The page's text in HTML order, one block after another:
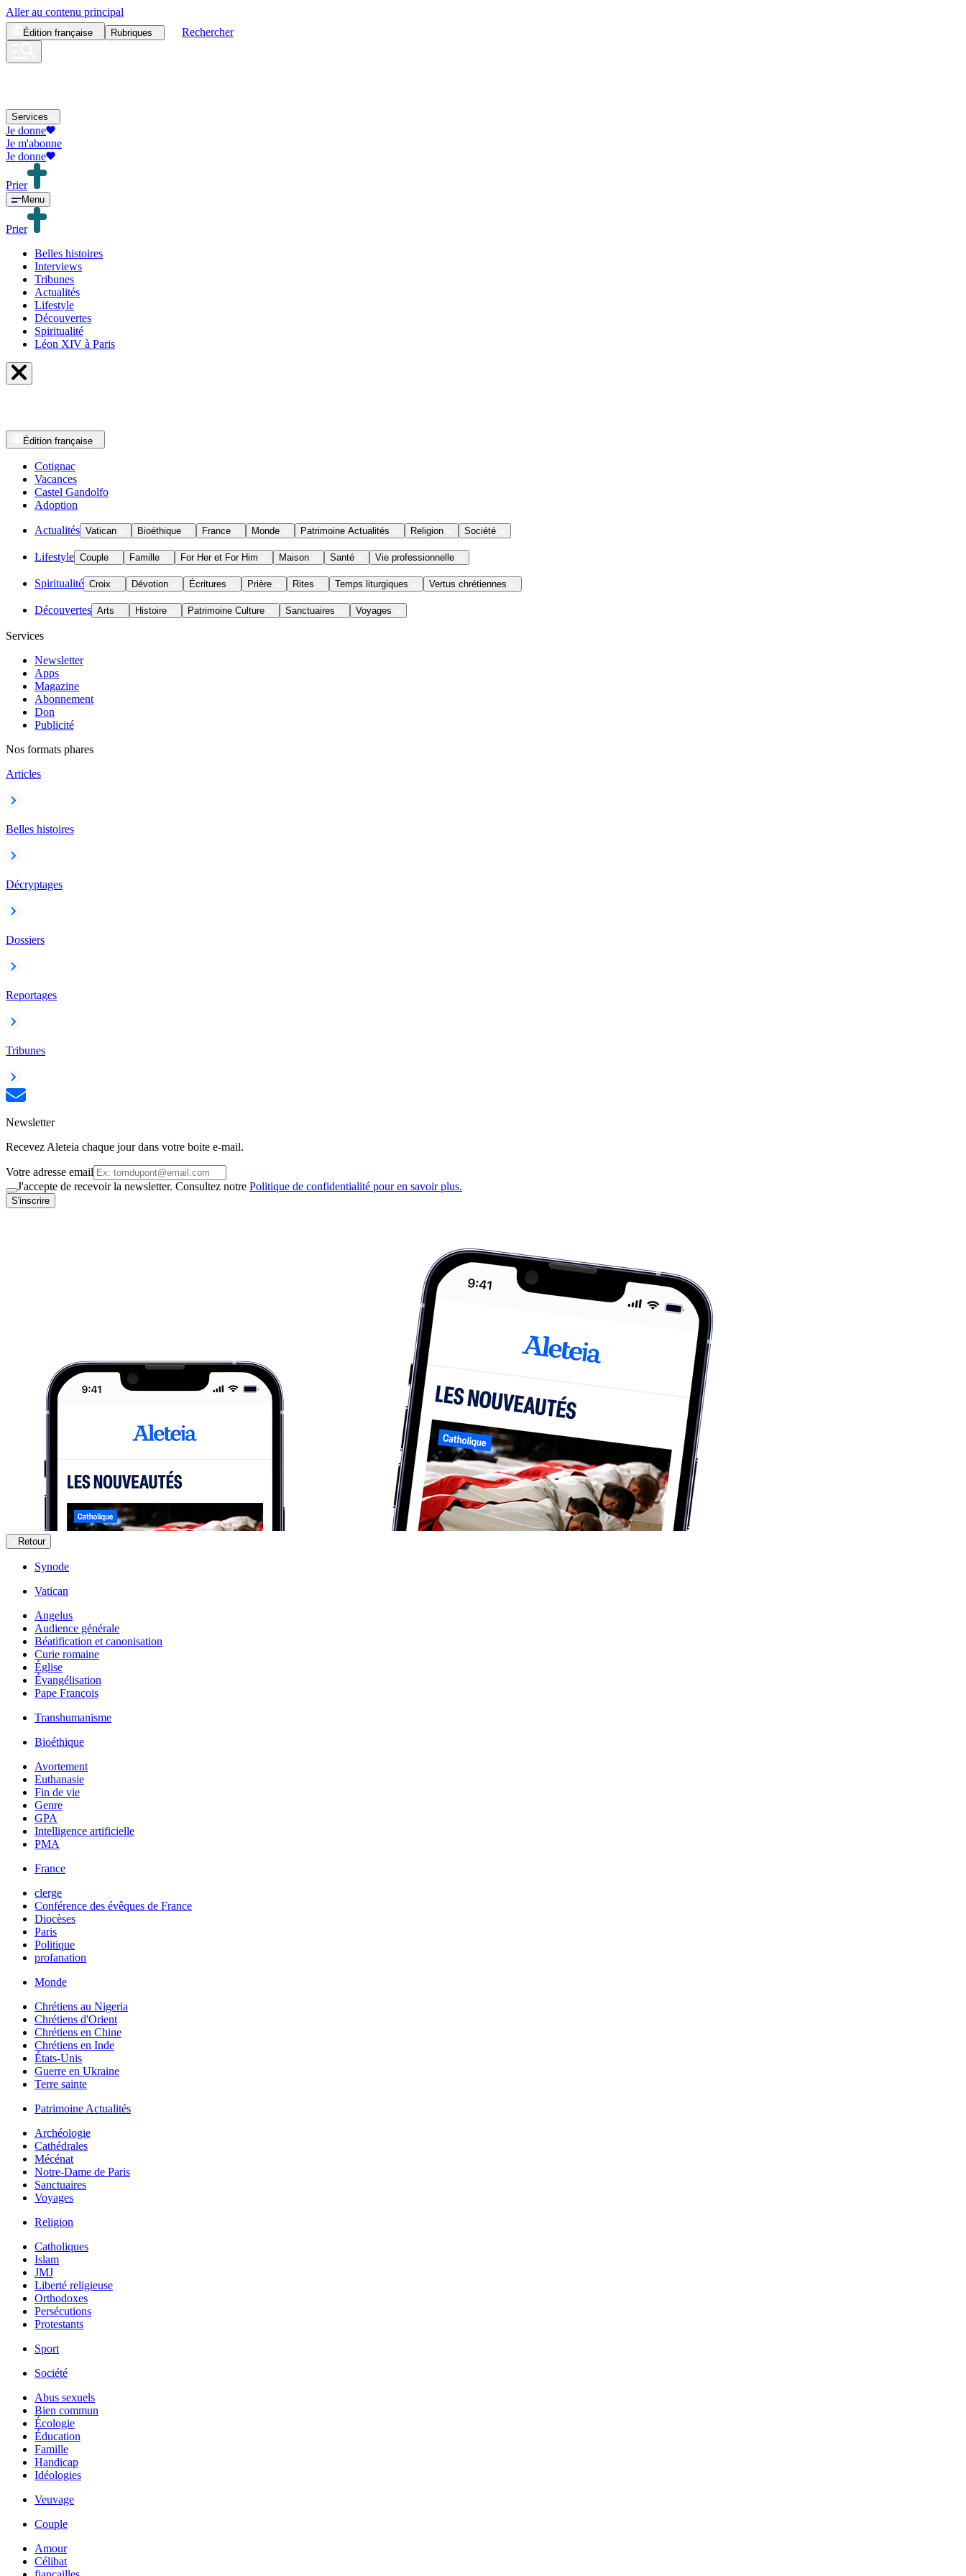
Aller au contenu principal
Édition française Rubriques Rechercher
Services
Je donne
Je m'abonne
Je donne
Prier
Menu
Prier
Belles histoires
Interviews
Tribunes
Actualités
Lifestyle
Découvertes
Spiritualité
Léon XIV à Paris
Édition française
Cotignac
Vacances
Castel Gandolfo
Adoption
Actualités Vatican Bioéthique France Monde Patrimoine Actualités Religion Société
Lifestyle Couple Famille For Her et For Him Maison Santé Vie professionnelle
Spiritualité Croix Dévotion Écritures Prière Rites Temps liturgiques Vertus chrétiennes
Découvertes Arts Histoire Patrimoine Culture Sanctuaires Voyages
Services
Newsletter
Apps
Magazine
Abonnement
Don
Publicité
Nos formats phares
Articles
Belles histoires
Décryptages
Dossiers
Reportages
Tribunes
Newsletter
Recevez Aleteia chaque jour dans votre boite e-mail.
Votre adresse email
J'accepte de recevoir la newsletter. Consultez notre Politique de confidentialité pour en savoir plus.
S'inscrire
Retour
Synode
Vatican
Angelus
Audience générale
Béatification et canonisation
Curie romaine
Église
Évangélisation
Pape François
Transhumanisme
Bioéthique
Avortement
Euthanasie
Fin de vie
Genre
GPA
Intelligence artificielle
PMA
France
clerge
Conférence des évêques de France
Diocèses
Paris
Politique
profanation
Monde
Chrétiens au Nigeria
Chrétiens d'Orient
Chrétiens en Chine
Chrétiens en Inde
États-Unis
Guerre en Ukraine
Terre sainte
Patrimoine Actualités
Archéologie
Cathédrales
Mécénat
Notre-Dame de Paris
Sanctuaires
Voyages
Religion
Catholiques
Islam
JMJ
Liberté religieuse
Orthodoxes
Persécutions
Protestants
Sport
Société
Abus sexuels
Bien commun
Écologie
Éducation
Famille
Handicap
Idéologies
Veuvage
Couple
Amour
Célibat